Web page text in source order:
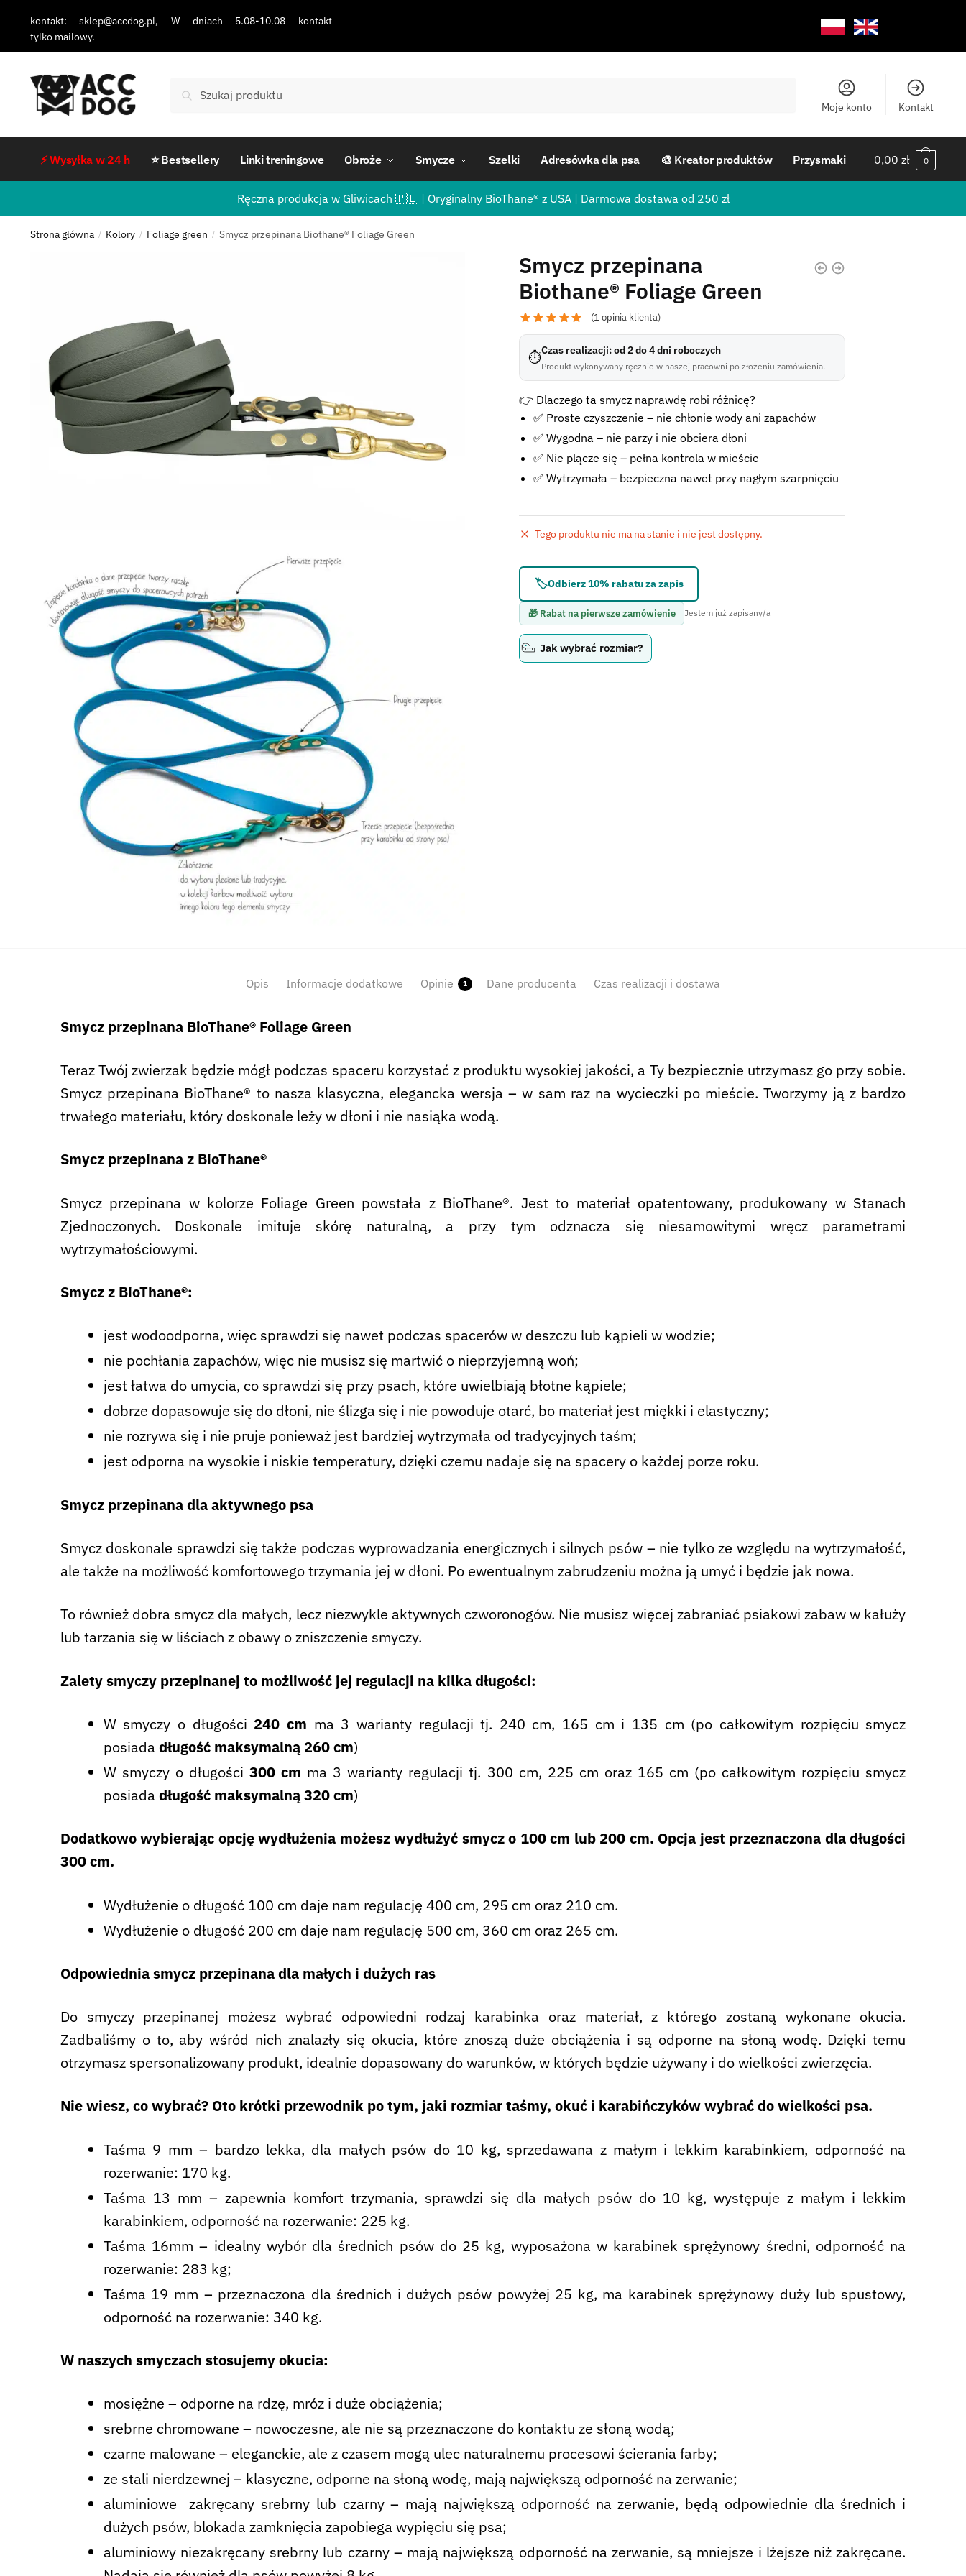
kontakt: sklep@accdog.pl, W dniach 5.08-10.08 kontakt
tylko mailowy.
Szukaj
Moje konto Kontakt
⚡ Wysyłka w 24 h ⭐ Bestsellery Linki treningowe Obroże Smycze Szelki Adresówka dla psa 🎨 Kreator produktów Przysmaki 0,00zł 0
Ręczna produkcja w Gliwicach 🇵🇱 | Oryginalny BioThane® z USA | Darmowa dostawa od 250 zł
Strona główna / Kolory / Foliage green / Smycz przepinana Biothane® Foliage Green
Smycz przepinana
Biothane® Foliage Green
(1 opinia klienta)
⏱Czas realizacji: od 2 do 4 dni roboczych
Produkt wykonywany ręcznie w naszej pracowni po złożeniu zamówienia.
👉 Dlaczego ta smycz naprawdę robi różnicę?
✅ Proste czyszczenie – nie chłonie wody ani zapachów
✅ Wygodna – nie parzy i nie obciera dłoni
✅ Nie plącze się – pełna kontrola w mieście
✅ Wytrzymała – bezpieczna nawet przy nagłym szarpnięciu
Tego produktu nie ma na stanie i nie jest dostępny.
🏷️Odbierz 10% rabatu za zapis
🎁 Rabat na pierwsze zamówienie Jestem już zapisany/a
Jak wybrać rozmiar?
Opis Informacje dodatkowe Opinie 1 Dane producenta Czas realizacji i dostawa
Smycz przepinana BioThane® Foliage Green
Teraz Twój zwierzak będzie mógł podczas spaceru korzystać z produktu wysokiej jakości, a Ty bezpiecznie utrzymasz go przy sobie.
Smycz przepinana BioThane® to nasza klasyczna, elegancka wersja – w sam raz na wycieczki po mieście. Tworzymy ją z bardzo
trwałego materiału, który doskonale leży w dłoni i nie nasiąka wodą.
Smycz przepinana z BioThane®
Smycz przepinana w kolorze Foliage Green powstała z BioThane®. Jest to materiał opatentowany, produkowany w Stanach
Zjednoczonych. Doskonale imituje skórę naturalną, a przy tym odznacza się niesamowitymi wręcz parametrami
wytrzymałościowymi.
Smycz z BioThane®:
jest wodoodporna, więc sprawdzi się nawet podczas spacerów w deszczu lub kąpieli w wodzie;
nie pochłania zapachów, więc nie musisz się martwić o nieprzyjemną woń;
jest łatwa do umycia, co sprawdzi się przy psach, które uwielbiają błotne kąpiele;
dobrze dopasowuje się do dłoni, nie ślizga się i nie powoduje otarć, bo materiał jest miękki i elastyczny;
nie rozrywa się i nie pruje ponieważ jest bardziej wytrzymała od tradycyjnych taśm;
jest odporna na wysokie i niskie temperatury, dzięki czemu nadaje się na spacery o każdej porze roku.
Smycz przepinana dla aktywnego psa
Smycz doskonale sprawdzi się także podczas wyprowadzania energicznych i silnych psów – nie tylko ze względu na wytrzymałość,
ale także na możliwość komfortowego trzymania jej w dłoni. Po ewentualnym zabrudzeniu można ją umyć i będzie jak nowa.
To również dobra smycz dla małych, lecz niezwykle aktywnych czworonogów. Nie musisz więcej zabraniać psiakowi zabaw w kałuży
lub tarzania się w liściach z obawy o zniszczenie smyczy.
Zalety smyczy przepinanej to możliwość jej regulacji na kilka długości:
W smyczy o długości 240 cm ma 3 warianty regulacji tj. 240 cm, 165 cm i 135 cm (po całkowitym rozpięciu smycz
posiadadługość maksymalną 260 cm)
W smyczy o długości 300 cm ma 3 warianty regulacji tj. 300 cm, 225 cm oraz 165 cm (po całkowitym rozpięciu smycz
posiadadługość maksymalną 320 cm)
Dodatkowo wybierając opcję wydłużenia możesz wydłużyć smycz o 100 cm lub 200 cm. Opcja jest przeznaczona dla długości
300 cm.
Wydłużenie o długość 100 cm daje nam regulację 400 cm, 295 cm oraz 210 cm.
Wydłużenie o długość 200 cm daje nam regulację 500 cm, 360 cm oraz 265 cm.
Odpowiednia smycz przepinana dla małych i dużych ras
Do smyczy przepinanej możesz wybrać odpowiedni rodzaj karabinka oraz materiał, z którego zostaną wykonane okucia.
Zadbaliśmy o to, aby wśród nich znalazły się okucia, które znoszą duże obciążenia i są odporne na słoną wodę. Dzięki temu
otrzymasz spersonalizowany produkt, idealnie dopasowany do warunków, w których będzie używany i do wielkości zwierzęcia.
Nie wiesz, co wybrać? Oto krótki przewodnik po tym, jaki rozmiar taśmy, okuć i karabińczyków wybrać do wielkości psa.
Taśma 9 mm – bardzo lekka, dla małych psów do 10 kg, sprzedawana z małym i lekkim karabinkiem, odporność na
rozerwanie: 170 kg.
Taśma 13 mm – zapewnia komfort trzymania, sprawdzi się dla małych psów do 10 kg, występuje z małym i lekkim
karabinkiem, odporność na rozerwanie: 225 kg.
Taśma 16mm – idealny wybór dla średnich psów do 25 kg, wyposażona w karabinek sprężynowy średni, odporność na
rozerwanie: 283 kg;
Taśma 19 mm – przeznaczona dla średnich i dużych psów powyżej 25 kg, ma karabinek sprężynowy duży lub spustowy,
odporność na rozerwanie: 340 kg.
W naszych smyczach stosujemy okucia:
mosiężne – odporne na rdzę, mróz i duże obciążenia;
srebrne chromowane – nowoczesne, ale nie są przeznaczone do kontaktu ze słoną wodą;
czarne malowane – eleganckie, ale z czasem mogą ulec naturalnemu procesowi ścierania farby;
ze stali nierdzewnej – klasyczne, odporne na słoną wodę, mają największą odporność na zerwanie;
aluminiowe zakręcany srebrny lub czarny – mają największą odporność na zerwanie, będą odpowiednie dla średnich i
dużych psów, blokada zamknięcia zapobiega wypięciu się psa;
aluminiowy niezakręcany srebrny lub czarny – mają największą odporność na zerwanie, są mniejsze i lżejsze niż zakręcane.